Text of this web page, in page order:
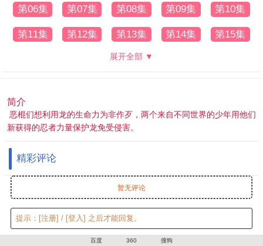
第06集 第07集 第08集 第09集 第10集
第11集 第12集 第13集 第14集 第15集
展开全部 ▼
简介
恶棍们想利用龙的生命力为非作歹，两个来自不同世界的少年用他们
新获得的忍者力量保护龙免受侵害。
精彩评论
暂无评论
提示： [注册] / [登入] 之后才能回复。
百度 360 搜狗